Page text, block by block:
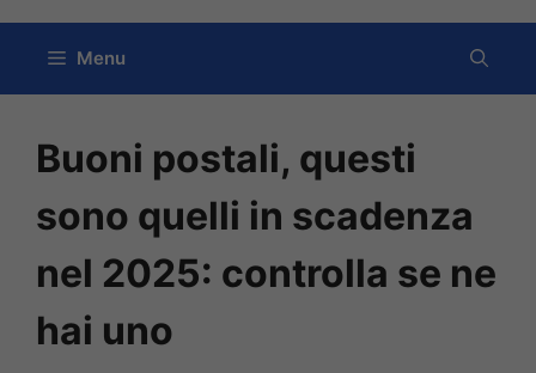
contenuto
Menu
Buoni postali, questi
sono quelli in scadenza
nel 2025: controlla se ne
hai uno